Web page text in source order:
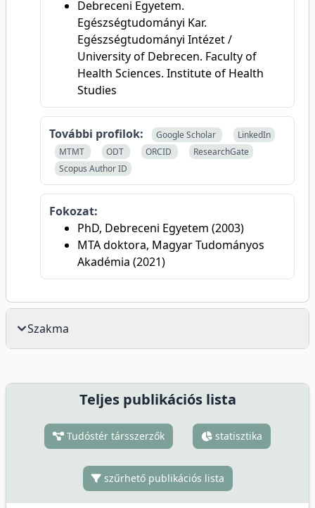
Debreceni Egyetem.
Egészségtudományi Kar.
Egészségtudományi Intézet /
University of Debrecen. Faculty of
Health Sciences. Institute of Health
Studies
További profilok: Google Scholar
LinkedIn
MTMT
ODT ORCID
ResearchGate
Scopus Author ID
Fokozat:
PhD, Debreceni Egyetem (2003)
MTA doktora, Magyar Tudományos
Akadémia (2021)
Szakma
Teljes publikációs lista
Tudóstér társszerzők statisztika
szűrhető publikációs lista